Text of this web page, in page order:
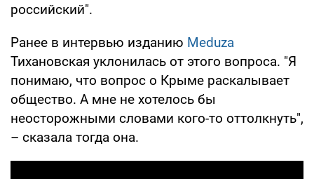
российский".
Ранее в интервью изданию Meduza
Тихановская уклонилась от этого вопроса. "Я
понимаю, что вопрос о Крыме раскалывает
общество. А мне не хотелось бы
неосторожными словами кого-то оттолкнуть",
– сказала тогда она.